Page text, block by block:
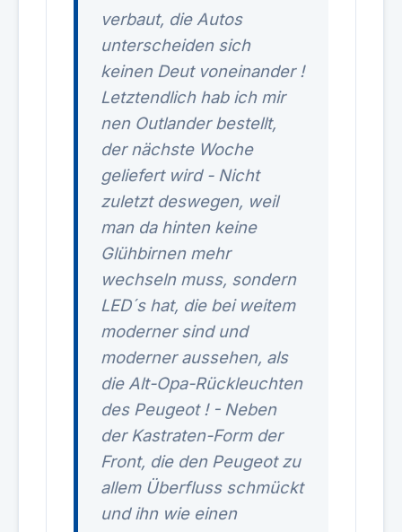
verbaut, die Autos
unterscheiden sich
keinen Deut voneinander !
Letztendlich hab ich mir
nen Outlander bestellt,
der nächste Woche
geliefert wird - Nicht
zuletzt deswegen, weil
man da hinten keine
Glühbirnen mehr
wechseln muss, sondern
LED´s hat, die bei weitem
moderner sind und
moderner aussehen, als
die Alt-Opa-Rückleuchten
des Peugeot ! - Neben
der Kastraten-Form der
Front, die den Peugeot zu
allem Überfluss schmückt
und ihn wie einen